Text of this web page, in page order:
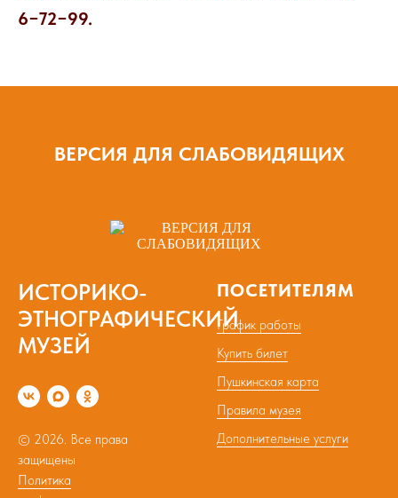
6−72−99.
ВЕРСИЯ ДЛЯ СЛАБОВИДЯЩИХ
ИСТОРИКО-
ЭТНОГРАФИЧЕСКИЙ
МУЗЕЙ
© 2026. Все права
защищены
Политика
ПОСЕТИТЕЛЯМ
График работы
Купить билет
Пушкинская карта
Правила музея
Дополнительные услуги